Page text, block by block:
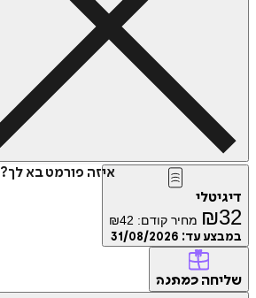
איזה פורמט בא לך?
דיגיטלי
₪32 מחיר קודם: ₪42
במבצע עד: 31/08/2026
שליחה כמתנה